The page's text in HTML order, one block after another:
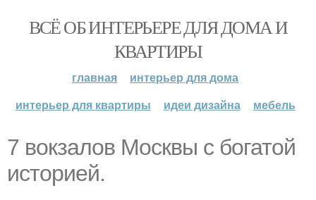
ВСЁ ОБ ИНТЕРЬЕРЕ ДЛЯ ДОМА И
КВАРТИРЫ
главная
интерьер для дома
интерьер для квартиры
идеи дизайна мебель
7 вокзалов Москвы с богатой
историей.